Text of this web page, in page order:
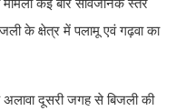
कई बार सार्वजनिक स्तर
के क्षेत्र में पलामू एवं गढ़वा का
दूसरी जगह से बिजली की